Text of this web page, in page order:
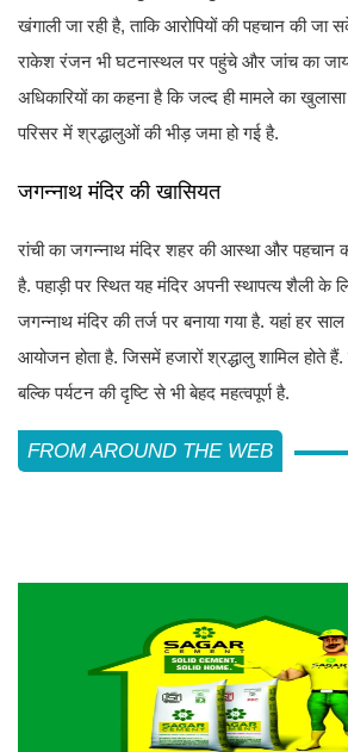
खंगाली जा रही है, ताकि आरोपियों की पहचान की जा
राकेश रंजन भी घटनास्थल पर पहुंचे और जांच का
अधिकारियों का कहना है कि जल्द ही मामले का
परिसर में श्रद्धालुओं की भीड़ जमा हो गई है.
जगन्नाथ मंदिर की खासियत
रांची का जगन्नाथ मंदिर शहर की आस्था और पहचान
है. पहाड़ी पर स्थित यह मंदिर अपनी स्थापत्य शैली के
जगन्नाथ मंदिर की तर्ज पर बनाया गया है. यहां हर
आयोजन होता है. जिसमें हजारों श्रद्धालु शामिल होते
बल्कि पर्यटन की दृष्टि से भी बेहद महत्वपूर्ण है.
FROM AROUND THE WEB